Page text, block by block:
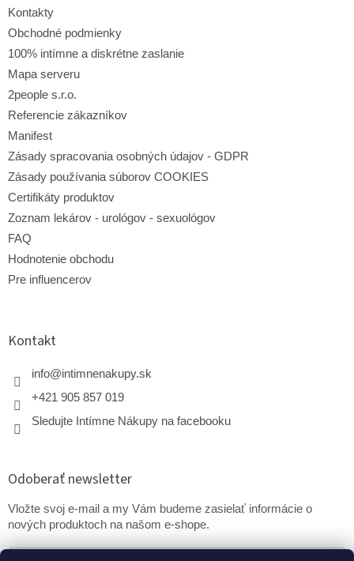
Kontakty
Obchodné podmienky
100% intímne a diskrétne zaslanie
Mapa serveru
2people s.r.o.
Referencie zákazníkov
Manifest
Zásady spracovania osobných údajov - GDPR
Zásady používania súborov COOKIES
Certifikáty produktov
Zoznam lekárov - urológov - sexuológov
FAQ
Hodnotenie obchodu
Pre influencerov
Kontakt
info@intimnenakupy.sk
+421 905 857 019
Sledujte Intímne Nákupy na facebooku
Odoberať newsletter
Vložte svoj e-mail a my Vám budeme zasielať informácie o
nových produktoch na našom e-shope.